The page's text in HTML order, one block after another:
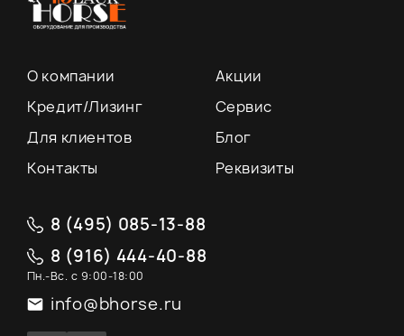
О компании
Акции
Кредит/Лизинг
Сервис
Для клиентов
Блог
Контакты
Реквизиты
8 (495) 085-13-88
8 (916) 444-40-88
Пн.-Вс. с 9:00-18:00
info@bhorse.ru